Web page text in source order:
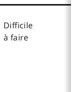
Difficile
à faire